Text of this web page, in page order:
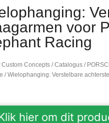
voor
Racing
Custom Concepts /Catalogus /
/ Wielophanging: Verstelbare
hier om dit